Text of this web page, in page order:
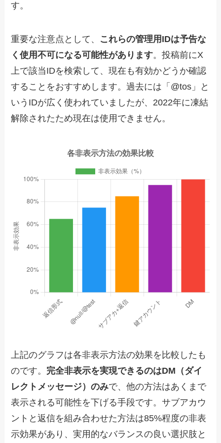
す。
重要な注意点として、 これらの管理用IDは予告な
く使用不可になる可能性があります。投稿前にX
上で該当IDを検索して、現在も有効かどうか確認
することをおすすめします。過去には「@tos」と
いうIDが広く使われていましたが、2022年に凍結
解除されたため現在は使用できません。
上記のグラフは各非表示方法の効果を比較したも
のです。 完全非表示を実現できるのはDM（ダイ
レクトメッセージ）のみで、他の方法はあくまで
表示される可能性を下げる手段です。サブアカウ
ントと返信を組み合わせた方法は85%程度の非表
示効果があり、実用的なバランスの良い選択肢と